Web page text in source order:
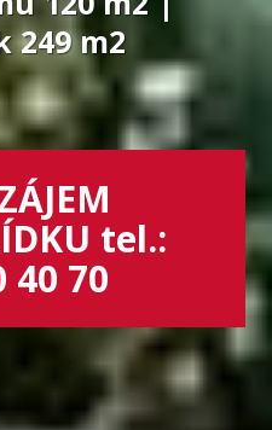
249 m2
tel.:
40 70